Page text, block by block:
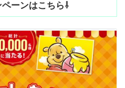
ーンはこちら⇩